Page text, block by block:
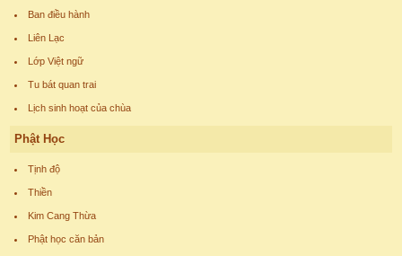
Ban điều hành
Liên Lạc
Lớp Việt ngữ
Tu bát quan trai
Lịch sinh hoạt của chùa
Phật Học
Tịnh độ
Thiền
Kim Cang Thừa
Phật học căn bản